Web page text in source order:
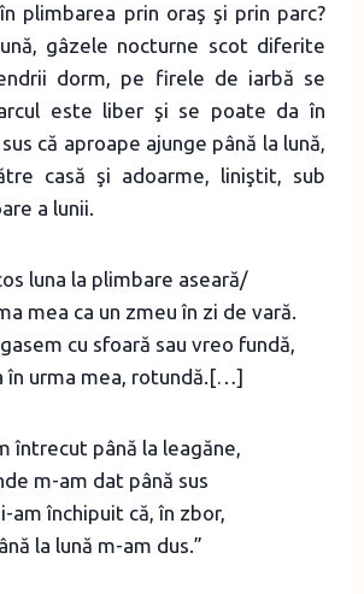
plimbarea prin oraş şi prin parc?
gâzele nocturne scot diferite
dorm, pe firele de iarbă se
este liber şi se poate da în
că aproape ajunge până la lună,
casă şi adoarme, liniştit, sub
a lunii.
luna la plimbare aseară/
mea ca un zmeu în zi de vară.
cu sfoară sau vreo fundă,
în urma mea, rotundă.[…]
întrecut până la leagăne,
m-am dat până sus
am închipuit că, în zbor,
la lună m-am dus.”